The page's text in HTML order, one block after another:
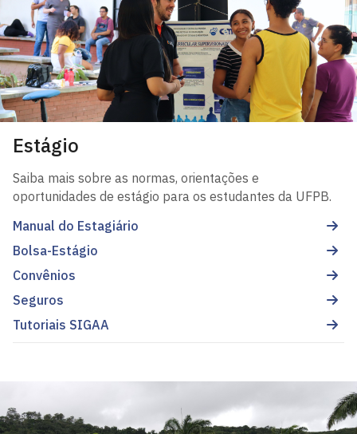
Estágio
Saiba mais sobre as normas, orientações e
oportunidades de estágio para os estudantes da UFPB.
Manual do Estagiário
Bolsa-Estágio
Convênios
Seguros
Tutoriais SIGAA